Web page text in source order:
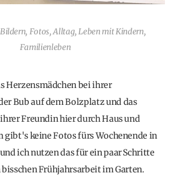
Fotos, Alltag, Leben mit Kindern,
Familienleben
Herzensmädchen bei ihrer
Bub auf dem Bolzplatz und das
Freundin hier durch Haus und
gibt's keine Fotos fürs Wochenende in
ich nutzen das für ein paar Schritte
Frühjahrsarbeit im Garten.